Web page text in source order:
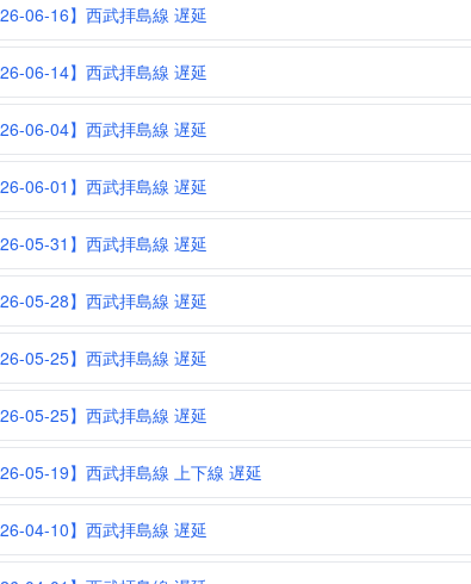
06-16】西武拝島線 遅延
06-14】西武拝島線 遅延
06-04】西武拝島線 遅延
06-01】西武拝島線 遅延
05-31】西武拝島線 遅延
05-28】西武拝島線 遅延
05-25】西武拝島線 遅延
05-25】西武拝島線 遅延
05-19】西武拝島線 上下線 遅延
04-10】西武拝島線 遅延